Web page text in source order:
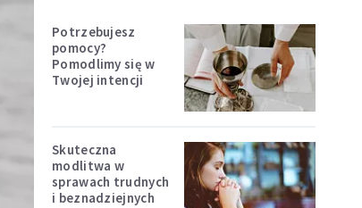
Potrzebujesz
pomocy?
Pomodlimy się w
Twojej intencji
Skuteczna
modlitwa w
sprawach trudnych
i beznadziejnych